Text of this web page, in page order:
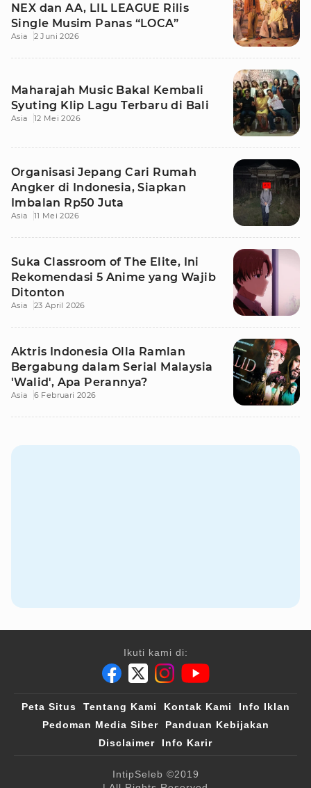
NEX dan AA, LIL LEAGUE Rilis
Single Musim Panas “LOCA”
Asia 2 Juni 2026
Maharajah Music Bakal Kembali
Syuting Klip Lagu Terbaru di Bali
Asia 12 Mei 2026
Organisasi Jepang Cari Rumah
Angker di Indonesia, Siapkan
Imbalan Rp50 Juta
Asia 11 Mei 2026
Suka Classroom of The Elite, Ini
Rekomendasi 5 Anime yang Wajib
Ditonton
Asia 23 April 2026
Aktris Indonesia Olla Ramlan
Bergabung dalam Serial Malaysia
'Walid', Apa Perannya?
Asia 6 Februari 2026
Ikuti kami di:
Peta Situs Tentang Kami Kontak Kami
Info Iklan
Pedoman Media Siber
Panduan Kebijakan
Disclaimer
Info Karir
IntipSeleb ©2019